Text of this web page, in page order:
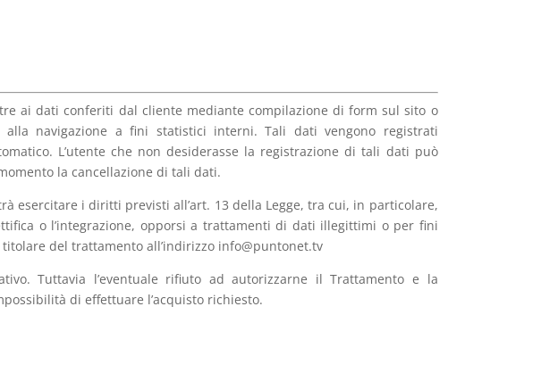
ai dati conferiti dal cliente mediante compilazione di form sul sito o
navigazione a fini statistici interni. Tali dati vengono registrati
L’utente che non desiderasse la registrazione di tali dati può
la cancellazione di tali dati.
esercitare i diritti previsti all’art. 13 della Legge, tra cui, in particolare,
o l’integrazione, opporsi a trattamenti di dati illegittimi o per fini
del trattamento all’indirizzo info@puntonet.tv
Tuttavia l’eventuale rifiuto ad autorizzarne il Trattamento e la
di effettuare l’acquisto richiesto.